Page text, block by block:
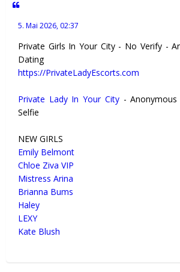
5. Mai 2026, 02:37
Private Girls In Your City - No Verify -
Dating
https://PrivateLadyEscorts.com
Private Lady In Your City- Anonymous
Selfie
NEW GIRLS
Emily Belmont
Chloe Ziva VIP
Mistress Arina
Brianna Bums
Haley
LEXY
Kate Blush